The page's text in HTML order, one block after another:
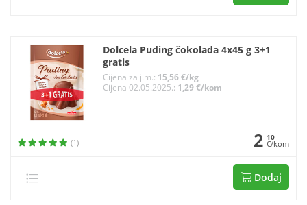
Dolcela Puding čokolada 4x45 g 3+1
gratis
Cijena za j.m.: 15,56 €/kg
Cijena 02.05.2025.: 1,29 €/kom
(1) 2 10
€/kom
Dodaj